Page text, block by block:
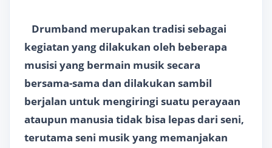
Drumband merupakan tradisi sebagai
kegiatan yang dilakukan oleh beberapa
musisi yang bermain musik secara
bersama-sama dan dilakukan sambil
berjalan untuk mengiringi suatu perayaan
ataupun manusia tidak bisa lepas dari seni,
terutama seni musik yang memanjakan